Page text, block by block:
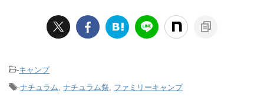
-キャンプ
-ナチュラム, ナチュラム祭, ファミリーキャンプ